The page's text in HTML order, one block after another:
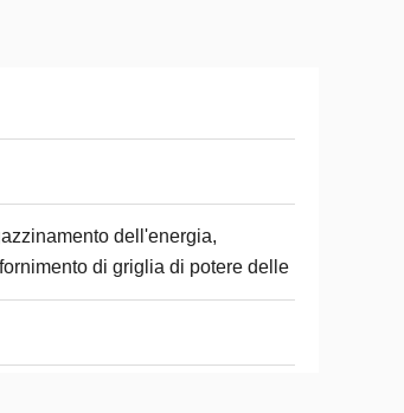
dell'energia,
di griglia di potere delle